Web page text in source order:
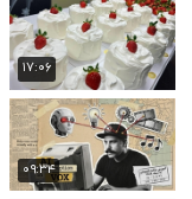
۱۷:۰۶
۰۹:۳۴